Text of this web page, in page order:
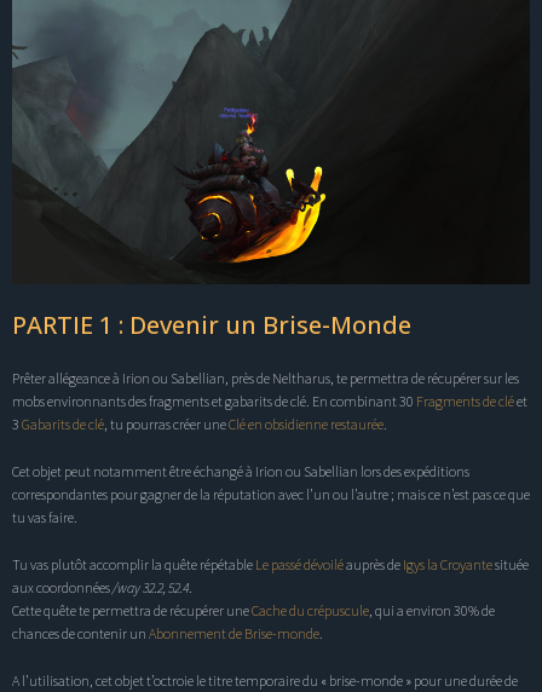
PARTIE 1 : Devenir un Brise-Monde
Prêter allégeance à Irion ou Sabellian, près de Neltharus, te permettra de récupérer sur les
mobs environnants des fragments et gabarits de clé. En combinant 30 Fragments de cléet
3 Gabarits de clé, tu pourras créer uneClé en obsidienne restaurée.
Cet objet peut notamment être échangé à Irion ou Sabellian lors des expéditions
correspondantes pour gagner de la réputation avec l’un ou l’autre ; mais ce n’est pas ce que
tu vas faire.
Tu vas plutôt accomplir la quête répétable Le passé dévoiléauprès de Igys la Croyantesituée
aux coordonnées/way 32.2, 52.4.
Cette quête te permettra de récupérer uneCache du crépuscule, qui a environ 30% de
chances de contenir un Abonnement de Brise-monde.
A l’utilisation, cet objet t’octroie le titre temporaire du « brise-monde » pour une durée de